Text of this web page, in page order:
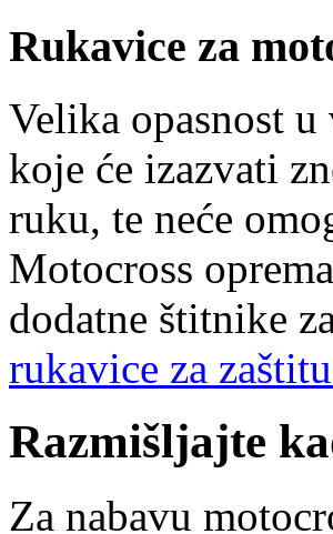
Rukavice za
Velika opasnost
koje će izazvati
ruku, te neće
Motocross
dodatne štitnike
rukavice za
Razmišljajte
Za nabavu